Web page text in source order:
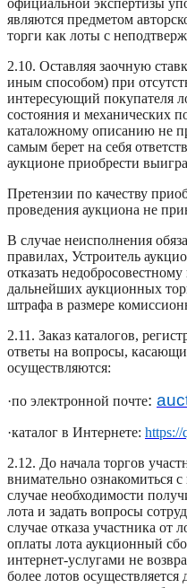
являются предметом
торги как лоты с
2.10. Оставляя заочную
иным способом) при
интересующий покупателя
состояния и механических
каталожному описанию не
самым берет на себя
аукционе приобрести
Претензии по качеству
проведения аукциона не
В случае неисполнения
правилах, Устроитель
отказать
дальнейших аукционных
штрафа в размере
2.11. Заказ каталогов,
ответы на вопросы,
осуществляются:
·по электронной почте:
·каталог в Интернете: https://
2.12. До начала торгов
внимательно ознакомиться
случае необходимости
лота и задать вопросы
случае отказа участника от
оплаты лота аукционный
интернет-услугами не
более лотов